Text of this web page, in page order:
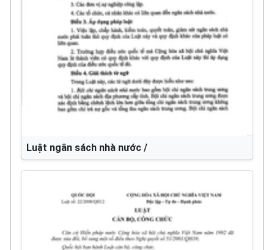
Luật ngân sách nhà nước /